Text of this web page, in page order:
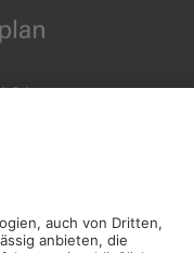
84
Anleitungen!